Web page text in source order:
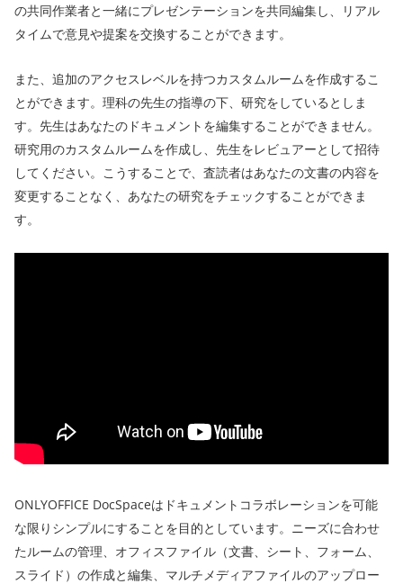
の共同作業者と一緒にプレゼンテーションを共同編集し、リアル
タイムで意見や提案を交換することができます。
また、追加のアクセスレベルを持つカスタムルームを作成するこ
とができます。理科の先生の指導の下、研究をしているとしま
す。先生はあなたのドキュメントを編集することができません。
研究用のカスタムルームを作成し、先生をレビュアーとして招待
してください。こうすることで、査読者はあなたの文書の内容を
変更することなく、あなたの研究をチェックすることができま
す。
ONLYOFFICE DocSpaceはドキュメントコラボレーションを可能
な限りシンプルにすることを目的としています。ニーズに合わせ
たルームの管理、オフィスファイル（文書、シート、フォーム、
スライド）の作成と編集、マルチメディアファイルのアップロー